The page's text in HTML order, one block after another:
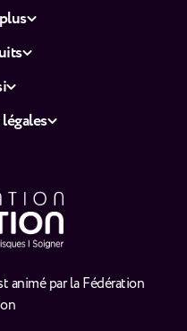
animé par la Fédération